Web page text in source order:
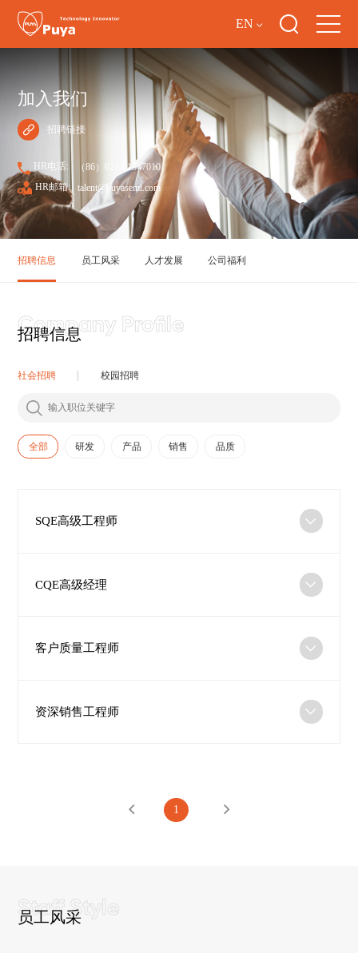
EN
加入我们
招聘链接
HR电话:
（86）021-61347010
HR邮箱:
talent@puyasemi.com
招聘信息 员工风采 人才发展 公司福利
招聘信息
社会招聘 校园招聘
全部 研发 产品 销售 品质
SQE高级工程师
CQE高级经理
客户质量工程师
资深销售工程师
1
员工风采